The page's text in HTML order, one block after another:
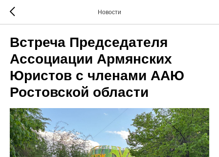
Новости
Встреча Председателя
Ассоциации Армянских
Юристов с членами ААЮ
Ростовской области